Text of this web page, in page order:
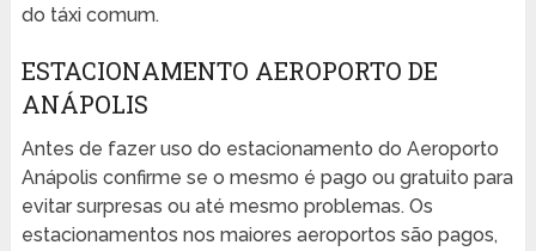
do táxi comum.
ESTACIONAMENTO AEROPORTO DE
ANÁPOLIS
Antes de fazer uso do estacionamento do Aeroporto
Anápolis confirme se o mesmo é pago ou gratuito para
evitar surpresas ou até mesmo problemas. Os
estacionamentos nos maiores aeroportos são pagos,